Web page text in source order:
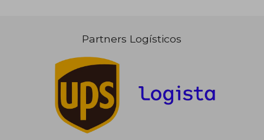
Partners Logísticos